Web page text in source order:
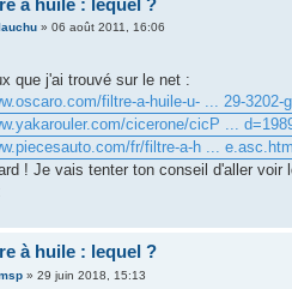
» 06 août 2011, 16:06
que j'ai trouvé sur le net :
filtre-a-huile-u- ... 29-3202-
cicerone/cicP ...
fr/filtre-a-h ... e.asc.html
! Je vais tenter ton conseil d'aller voir
à huile : lequel ?
» 29 juin 2018, 15:13